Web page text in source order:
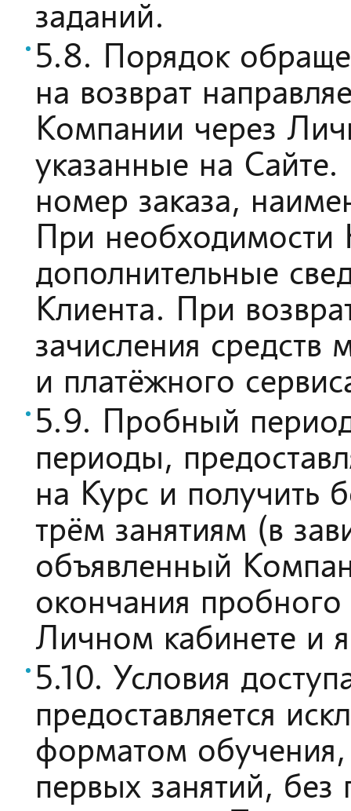
заданий.
5.8. Порядок
на возврат
Компании через
указанные на Сайте.
номер заказа,
При необходимости
дополнительные
Клиента. При
зачисления средств
и платёжного
5.9. Пробный
периоды,
на Курс и получить
трём занятиям (в
объявленный
окончания
Личном кабинете и
5.10. Условия
предоставляется
форматом
первых занятий, без